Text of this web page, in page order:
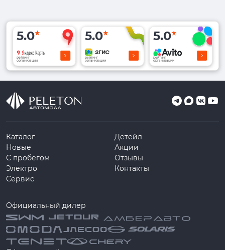
5.0
рейтинг
организации
5.0
рейтинг
организации
5.0
рейтинг
организации
Каталог
Новые
С пробегом
Электро
Сервис
Детейл
Акции
Отзывы
Контакты
Официальный дилер